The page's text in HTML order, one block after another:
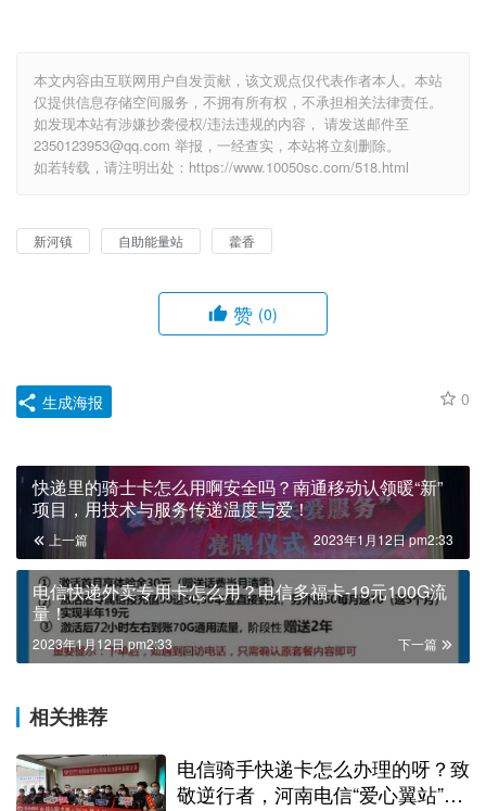
本文内容由互联网用户自发贡献，该文观点仅代表作者本人。本站
仅提供信息存储空间服务，不拥有所有权，不承担相关法律责任。
如发现本站有涉嫌抄袭侵权/违法违规的内容， 请发送邮件至
2350123953@qq.com 举报，一经查实，本站将立刻删除。
如若转载，请注明出处：https://www.10050sc.com/518.html
新河镇 自助能量站 藿香
赞 (0)
0
生成海报
快递里的骑士卡怎么用啊安全吗？南通移动认领暖“新”
项目，用技术与服务传递温度与爱！
上一篇 2023年1月12日 pm2:33
电信快递外卖专用卡怎么用？电信多福卡-19元100G流
量！
下一篇
2023年1月12日 pm2:33
相关推荐
电信骑手快递卡怎么办理的呀？致
敬逆行者，河南电信“爱心翼站”助